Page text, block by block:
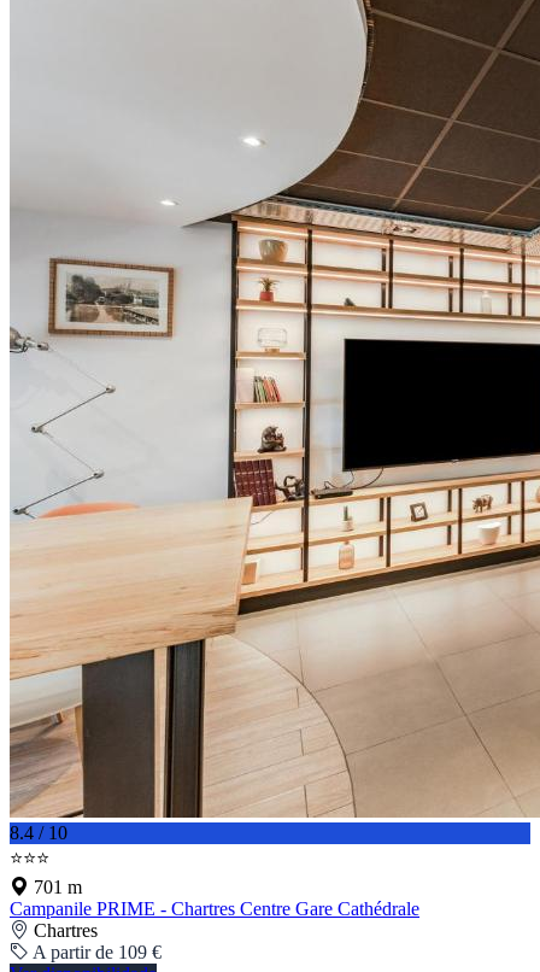
8.4 / 10
⭐⭐⭐
701 m
Campanile PRIME - Chartres Centre Gare Cathédrale
Chartres
A partir de 109 €